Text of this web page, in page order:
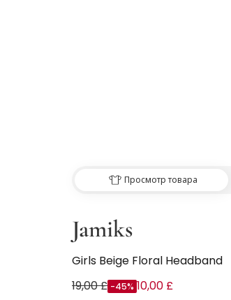
Просмотр товара
Jamiks
Girls Beige Floral Headband
19,00 £ -45% 10,00 £